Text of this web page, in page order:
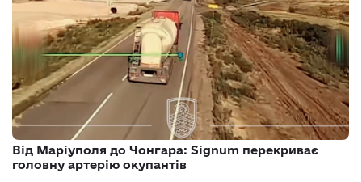
Від Маріуполя до Чонгара: Signum перекриває
головну артерію окупантів